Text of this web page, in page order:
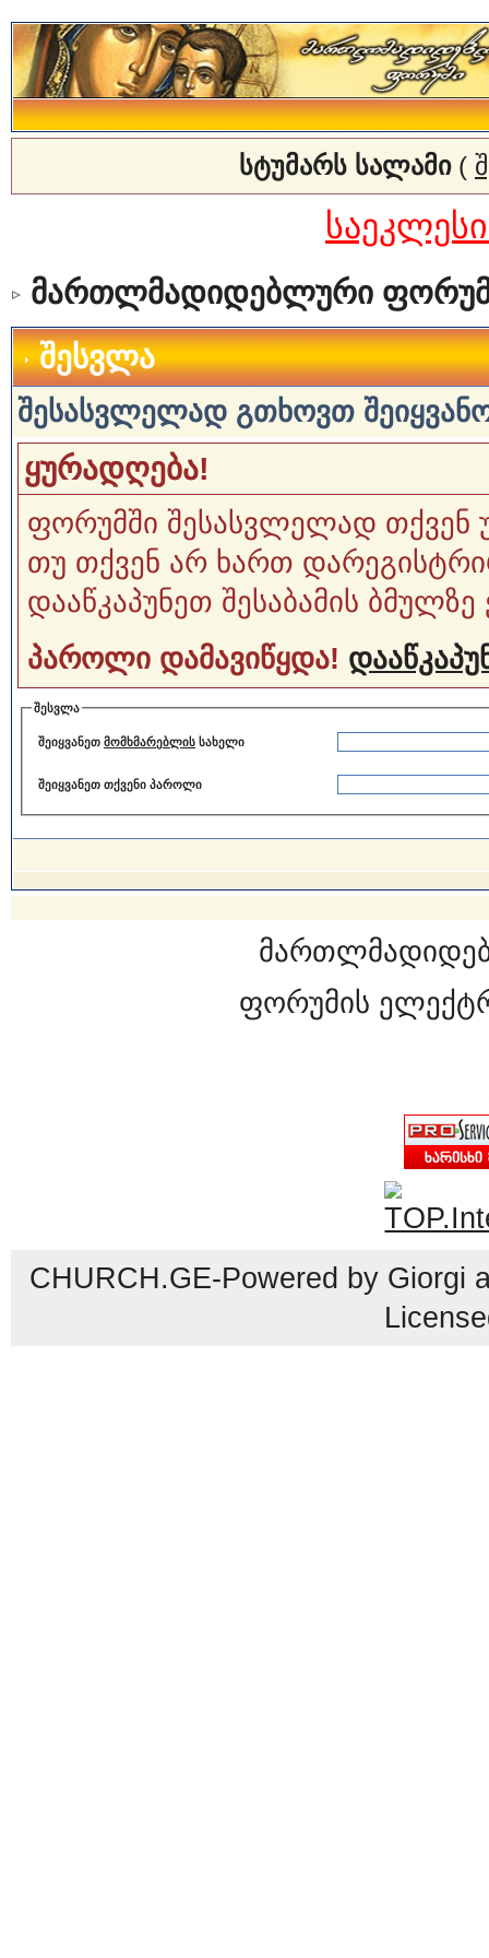
სტუმარს სალამი(
მართლმადიდებლური
შესვლა
შესასვლელად გთხოვთ
ყურადღება!
ფორუმში შესასვლელად თქვენ
თუ თქვენ არ ხართ
დააწკაპუნეთ შესაბამის
პაროლი დამავიწყდა!
შესვლა
შეიყვანეთმომხმარებლის სახელი
შეიყვანეთ თქვენი პაროლი
ფორუმის
CHURCH.GE-Powered by Giorgi